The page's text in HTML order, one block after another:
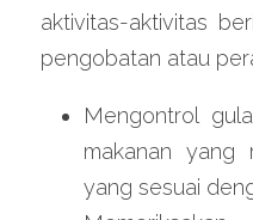
aktivitas-aktivitas
pengobatan atau
Mengontrol
makanan yang
yang sesuai